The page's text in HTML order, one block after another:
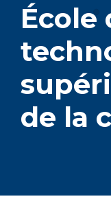
École
de la